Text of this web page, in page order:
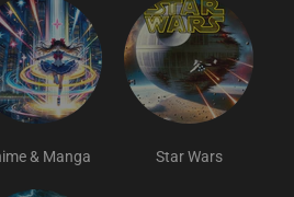
& Manga Star Wars